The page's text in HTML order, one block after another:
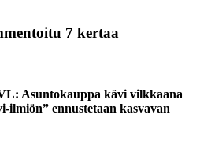
7 kertaa
Asuntokauppa kävi vilkkaana
ennustetaan kasvavan